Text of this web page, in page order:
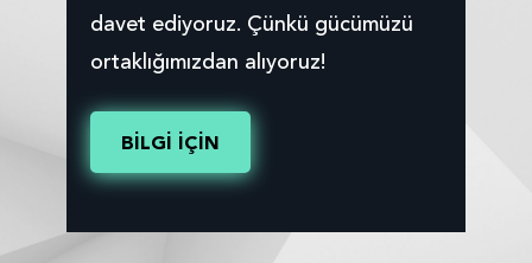
davet ediyoruz. Çünkü gücümüzü
ortaklığımızdan alıyoruz!
BİLGİ İÇİN